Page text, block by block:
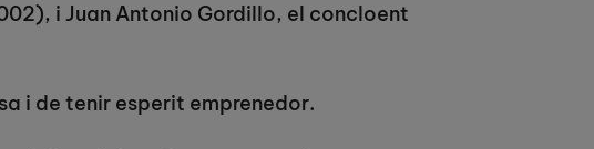
i Juan Antonio Gordillo, el concloent
i de tenir esperit emprenedor.